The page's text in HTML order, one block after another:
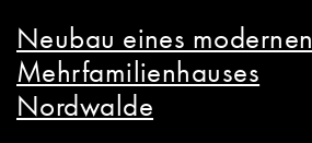
Neubau eines modernen
Mehrfamilienhauses
Nordwalde